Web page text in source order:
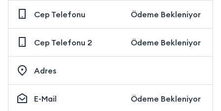
Cep Telefonu Ödeme Bekleniyor
Cep Telefonu 2 Ödeme Bekleniyor
Adres
E-Mail Ödeme Bekleniyor